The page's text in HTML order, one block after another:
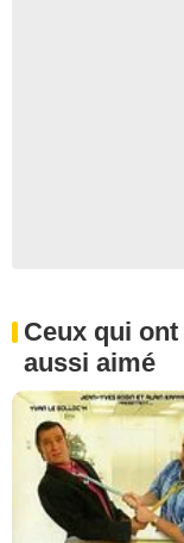
Ceux qui
aussi aimé